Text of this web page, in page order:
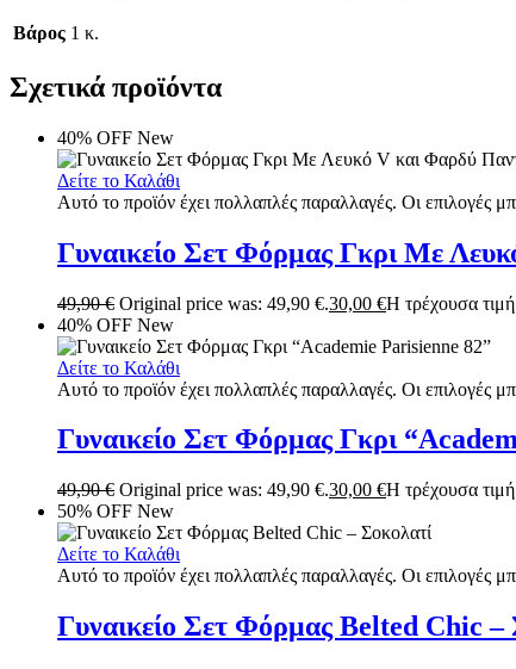
Βάρος 1 κ.
Σχετικά προϊόντα
40% OFF New
Δείτε το Καλάθι
Αυτό το προϊόν έχει πολλαπλές παραλλαγές. Οι επιλογές
Γυναικείο Σετ Φόρμας Γκρι Με
49,90€ Original price was: 49,90 €.30,00 €Η τρέχουσα
40% OFF New
Δείτε το Καλάθι
Αυτό το προϊόν έχει πολλαπλές παραλλαγές. Οι επιλογές
Γυναικείο Σετ Φόρμας Γκρι
49,90€ Original price was: 49,90 €.30,00 €Η τρέχουσα
50% OFF New
Δείτε το Καλάθι
Αυτό το προϊόν έχει πολλαπλές παραλλαγές. Οι επιλογές
Γυναικείο Σετ Φόρμας Belted Chic –